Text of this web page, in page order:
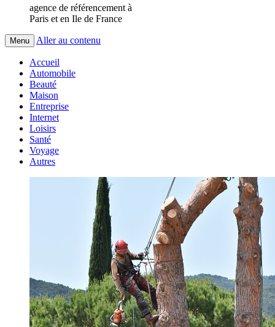
agence de référencement à
Paris et en Ile de France
Menu Aller au contenu
Accueil
Automobile
Beauté
Maison
Entreprise
Internet
Loisirs
Santé
Voyage
Autres